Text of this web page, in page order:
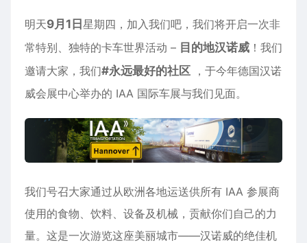
​​明天9月1日 星期四，加入我们吧，我们将开启一次非
常特别、独特的卡车世界活动 – 目的地汉诺威 ！我们
邀请大家，我们#永远最好的社区 ，于今年德国汉诺
威会展中心举办的 IAA 国际车展与我们见面。
我们号召大家通过从欧洲各地运送供所有 IAA 参展商
使用的食物、饮料、设备及机械，贡献你们自己的力
量。这是一次游览这座美丽城市——汉诺威的绝佳机